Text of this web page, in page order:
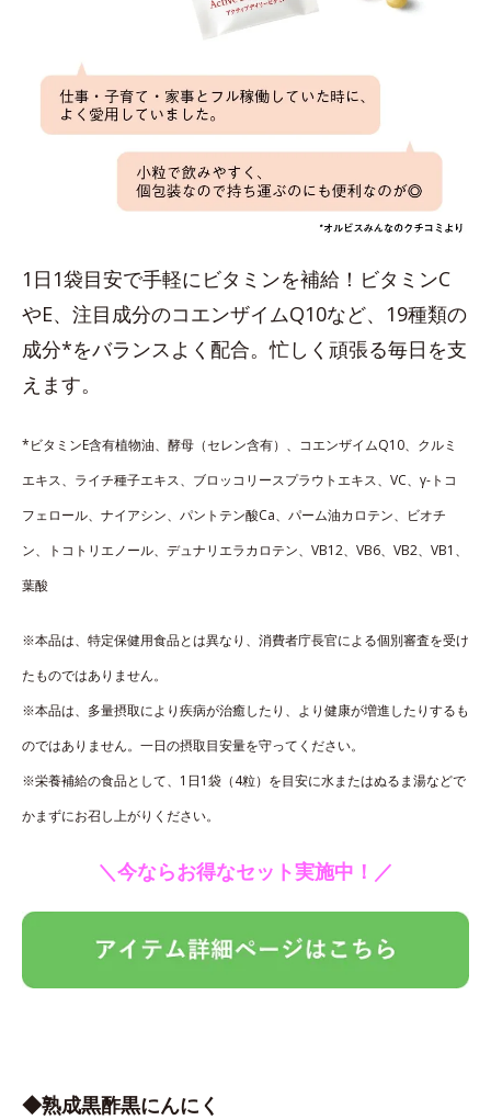
1日1袋目安で手軽にビタミンを補給！ビタミンC
やE、注目成分のコエンザイムQ10など、19種類の
成分*をバランスよく配合。忙しく頑張る毎日を支
えます。
*ビタミンE含有植物油、酵母（セレン含有）、コエンザイムQ10、クルミ
エキス、ライチ種子エキス、ブロッコリースプラウトエキス、VC、γ-トコ
フェロール、ナイアシン、パントテン酸Ca、パーム油カロテン、ビオチ
ン、トコトリエノール、デュナリエラカロテン、VB12、VB6、VB2、VB1、
葉酸
※本品は、特定保健用食品とは異なり、消費者庁長官による個別審査を受け
たものではありません。
※本品は、多量摂取により疾病が治癒したり、より健康が増進したりするも
のではありません。一日の摂取目安量を守ってください。
※栄養補給の食品として、1日1袋（4粒）を目安に水またはぬるま湯などで
かまずにお召し上がりください。
＼今ならお得なセット実施中！／
◆熟成黒酢黒にんにく